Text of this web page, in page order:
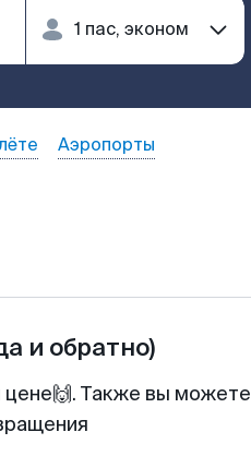
Аэропорты
и обратно)
цене🙌. Также вы можете